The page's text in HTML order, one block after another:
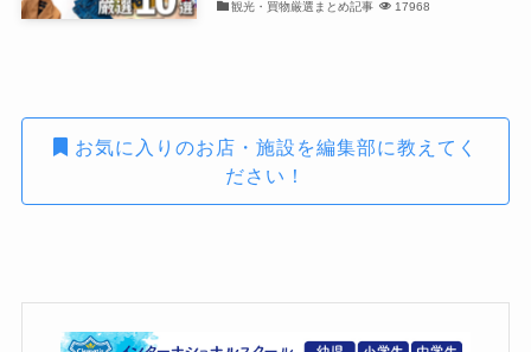
観光・買物厳選まとめ記事 17968
お気に入りのお店・施設を編集部に教えてく
ださい！